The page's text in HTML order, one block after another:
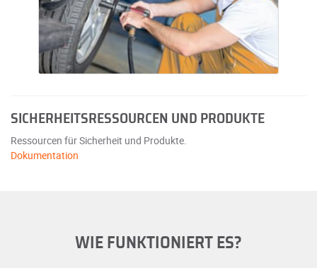
SICHERHEITSRESSOURCEN UND PRODUKTE
Ressourcen für Sicherheit und Produkte.
Dokumentation
WIE FUNKTIONIERT ES?